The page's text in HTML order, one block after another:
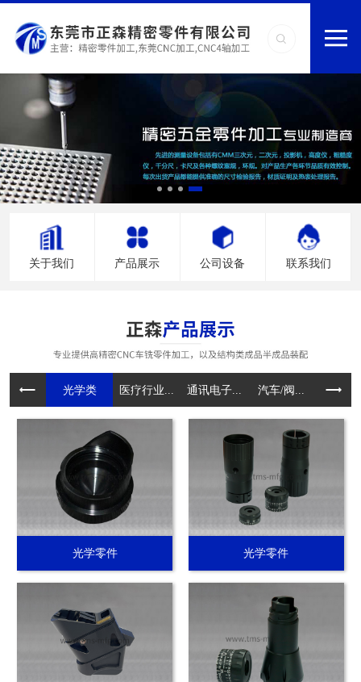
关于我们 产品展示 公司设备 联系我们
光学类 医疗行业... 通讯电子... 汽车/阀... 电动工
光学零件 光学零件